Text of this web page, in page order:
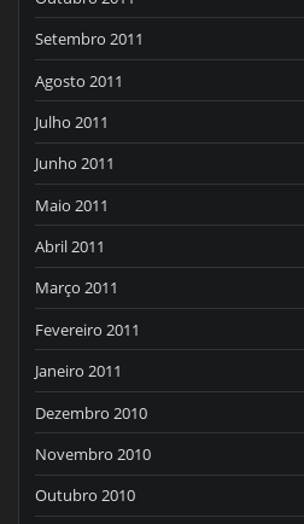
Setembro 2011
Agosto 2011
Julho 2011
Junho 2011
Maio 2011
Abril 2011
Março 2011
Fevereiro 2011
Janeiro 2011
Dezembro 2010
Novembro 2010
Outubro 2010